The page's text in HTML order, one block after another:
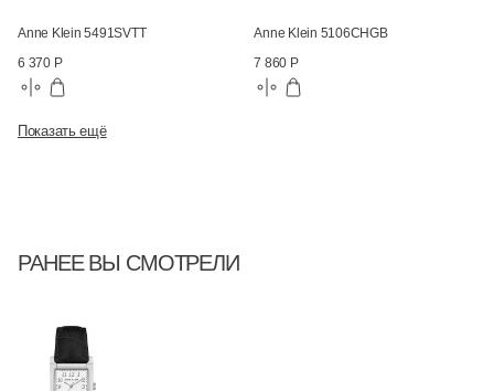
Anne Klein 5491SVTT
6 370 Р
Anne Klein 5106CHGB
7 860 Р
Показать ещё
РАНЕЕ ВЫ СМОТРЕЛИ